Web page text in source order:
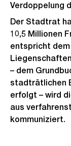
Verdoppelung
Der Stadtrat
10,5 Millionen
entspricht
– dem
stadträtlichen
erfolgt – wird
aus
kommuniziert.